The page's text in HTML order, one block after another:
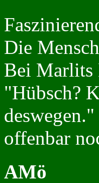
Die
Bei Marlits
"Hübsch?
offenbar
AMö